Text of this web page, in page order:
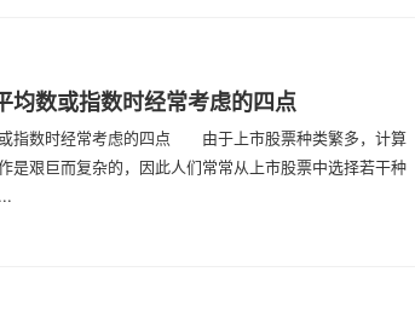
均数或指数时经常考虑的四点
指数时经常考虑的四点 由于上市股票种类繁多，计算
是艰巨而复杂的，因此人们常常从上市股票中选择若干种